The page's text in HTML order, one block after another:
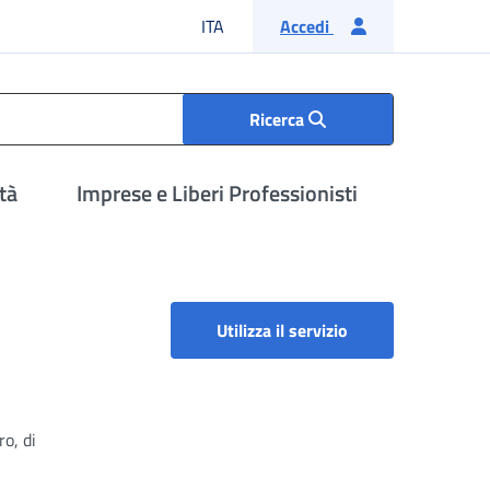
ITA Lingua italiana
Accedi
Ricerca
Imprese e Liberi Professionisti
Utilizza il servizio
di